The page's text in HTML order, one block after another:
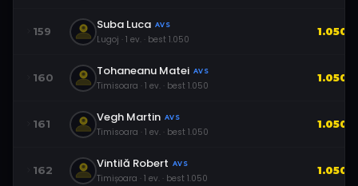
159 Suba Luca AVS
Lugoj · 1 ev. · best 1.050
1.050
160 Tohaneanu Matei AVS
Timisoara · 1 ev. · best 1.050
1.050
161 Vegh Martin AVS
Timisoara · 1 ev. · best 1.050
1.050
162 Vintilă Robert AVS
Timișoara · 1 ev. · best 1.050
1.050